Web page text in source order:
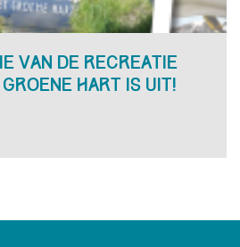
van de recreatie
Hart is uit!